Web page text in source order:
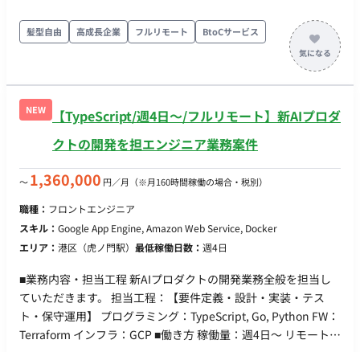
とアプリケーションの責務分離、拡張しやすいコアの構築 ・既
存プロダクトのフルリプレイスにおける技術的意思決定 ※本ポ
ジションはアーキテクチャ設計と実装に専念いただく役割で
す。マネジメント業務は含みません。 ■このポジションで取り
組むテーマ ・多目的の最適化：必要人数の充足、負担の公平
性、人件費、本人希望の反映といった互いに競合する目的を定
式化し、現場が納得できる重み付けと優先順位に落とし込みま
運用上の希望条件を分離し、実行可能解が常に存在する構造を
計画）と近似解法（メタヒューリスティクス等）のトレードオ
フを、問題規模と応答時間の要求に照らして判断し、既存ソル
バーの活用と自前実装を使い分けます。 ・実運用での動的再最
を最小化しながら秒〜分オーダーで解き直します（部分再最適
化、変更理由の説明可能性を含む）。 ・業界横断の汎用化：保
育の配置基準のような業界固有ルールをパラメータとモデル設
計で吸収し、介護・医療・小売・宿泊などへ横展開できるコア
髪型自由 高成長企業 フルリモート BtoCサービス
NEW
【TypeScript/週4日〜/フルリモート】新AIプロダ
クトの開発を担エンジニア業務案件
〜1,360,000 円／月 （※月160時間稼働の場合・税別）
職種： フロントエンジニア
スキル： Google App Engine, Amazon Web Service, Docker
エリア： 港区（虎ノ門駅） 最低稼働日数： 週4日
■業務内容・担当工程 新AIプロダクトの開発業務全般を担当し
ていただきます。 担当工程：【要件定義・設計・実装・テス
ト・保守運用】 プログラミング：TypeScript, Go, Python FW：
Terraform インフラ：GCP ■働き方 稼働量：週4日〜 リモート稼